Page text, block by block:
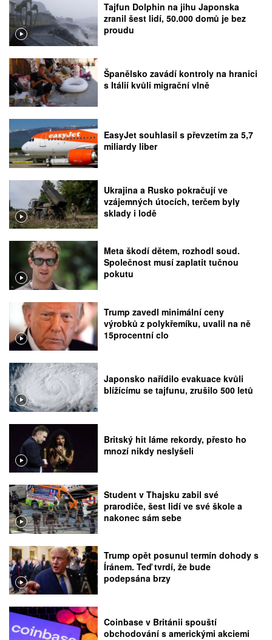
Tajfun Dolphin na jihu Japonska
zranil šest lidí, 50.000 domů je bez
proudu
Španělsko zavádí kontroly na hranici
s Itálií kvůli migrační vlně
EasyJet souhlasil s převzetím za 5,7
miliardy liber
Ukrajina a Rusko pokračují ve
vzájemných útocích, terčem byly
sklady i lodě
Meta škodí dětem, rozhodl soud.
Společnost musí zaplatit tučnou
pokutu
Trump zavedl minimální ceny
výrobků z polykřemíku, uvalil na ně
15procentní clo
Japonsko nařídilo evakuace kvůli
blížícímu se tajfunu, zrušilo 500 letů
Britský hit láme rekordy, přesto ho
mnozí nikdy neslyšeli
Student v Thajsku zabil své
prarodiče, šest lidí ve své škole a
nakonec sám sebe
Trump opět posunul termín dohody s
Íránem. Teď tvrdí, že bude
podepsána brzy
Coinbase v Británii spouští
obchodování s americkými akciemi